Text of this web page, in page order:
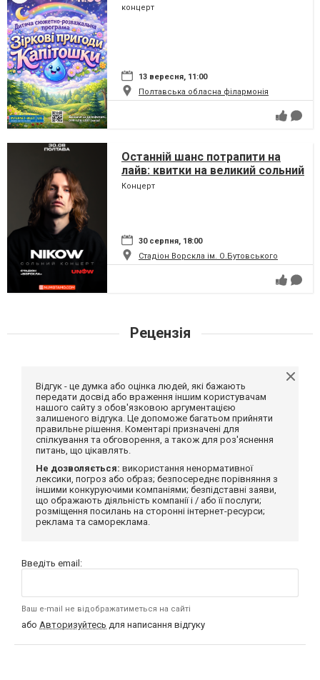
концерт
13 вересня, 11:00
Полтавська обласна філармонія
Останній шанс потрапити на
лайв: квитки на великий сольний
концерт Nikow у Полтаві
Концерт
30 серпня, 18:00
Стадіон Ворскла ім. О.Бутовського
Рецензія
Відгук - це думка або оцінка людей, які бажають
передати досвід або враження іншим користувачам
нашого сайту з обов'язковою аргументацією
залишеного відгука. Це допоможе багатьом прийняти
правильне рішення. Коментарі призначені для
спілкування та обговорення, а також для роз'яснення
питань, що цікавлять.
Не дозволяється: використання ненормативної
лексики, погроз або образ; безпосереднє порівняння з
іншими конкуруючими компаніями; безпідставні заяви,
що ображають діяльність компанії і / або її послуги;
розміщення посилань на сторонні інтернет-ресурси;
реклама та самореклама.
Введіть email:
Ваш e-mail не відображатиметься на сайті
або Авторизуйтесь для написання відгуку